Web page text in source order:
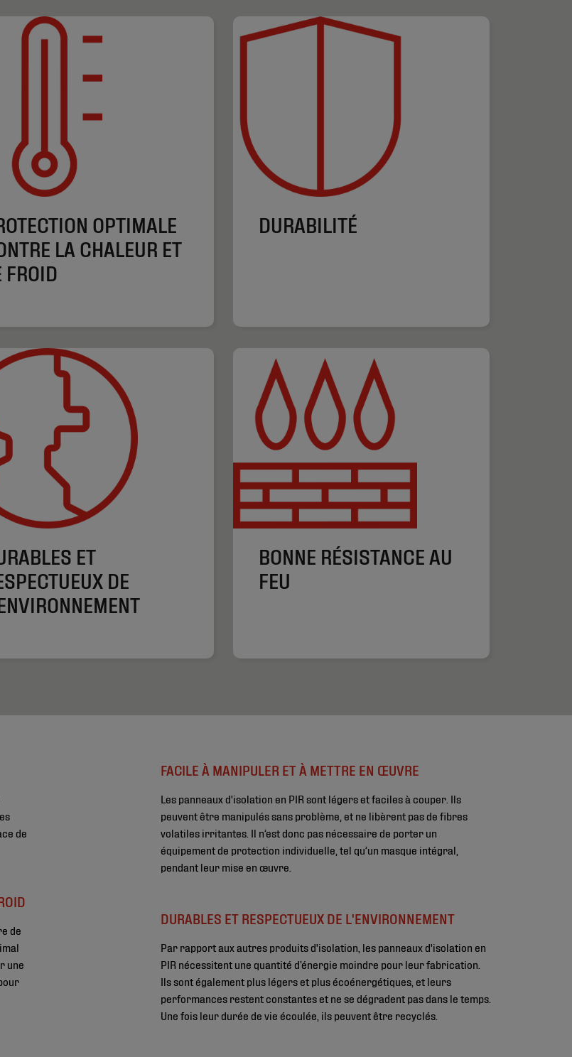
OPTIMALE
LA CHALEUR ET
FROID
DURABILITÉ
ET
DE
BONNE RÉSISTANCE AU
FEU
de
de
une
FACILE À MANIPULER ET À METTRE EN ŒUVRE
Les panneaux d'isolation en PIR sont légers et faciles à couper. Ils
peuvent être manipulés sans problème, et ne libèrent pas de fibres
volatiles irritantes. Il n’est donc pas nécessaire de porter un
équipement de protection individuelle, tel qu’un masque intégral,
pendant leur mise en œuvre.
DURABLES ET RESPECTUEUX DE L'ENVIRONNEMENT
Par rapport aux autres produits d'isolation, les panneaux d'isolation en
PIR nécessitent une quantité d’énergie moindre pour leur fabrication.
Ils sont également plus légers et plus écoénergétiques, et leurs
performances restent constantes et ne se dégradent pas dans le temps.
Une fois leur durée de vie écoulée, ils peuvent être recyclés.